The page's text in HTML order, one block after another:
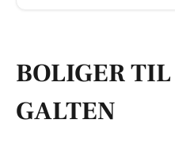
BOLIGER
GALTEN